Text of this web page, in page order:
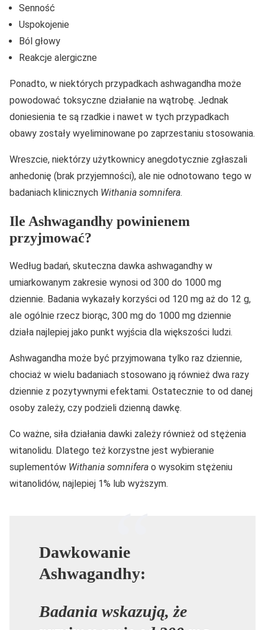
Senność
Uspokojenie
Ból głowy
Reakcje alergiczne
Ponadto, w niektórych przypadkach ashwagandha może
powodować toksyczne działanie na wątrobę. Jednak
doniesienia te są rzadkie i nawet w tych przypadkach
obawy zostały wyeliminowane po zaprzestaniu stosowania.
Wreszcie, niektórzy użytkownicy anegdotycznie zgłaszali
anhedonię (brak przyjemności), ale nie odnotowano tego w
badaniach klinicznych Withania somnifera.
Ile Ashwagandhy powinienem
przyjmować?
Według badań, skuteczna dawka ashwagandhy w
umiarkowanym zakresie wynosi od 300 do 1000 mg
dziennie. Badania wykazały korzyści od 120 mg aż do 12 g,
ale ogólnie rzecz biorąc, 300 mg do 1000 mg dziennie
działa najlepiej jako punkt wyjścia dla większości ludzi.
Ashwagandha może być przyjmowana tylko raz dziennie,
chociaż w wielu badaniach stosowano ją również dwa razy
dziennie z pozytywnymi efektami. Ostatecznie to od danej
osoby zależy, czy podzieli dzienną dawkę.
Co ważne, siła działania dawki zależy również od stężenia
witanolidu. Dlatego też korzystne jest wybieranie
suplementów Withania somnifera o wysokim stężeniu
witanolidów, najlepiej 1% lub wyższym.
Dawkowanie
Ashwagandhy:
Badania wskazują, że